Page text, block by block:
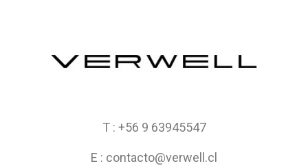
T : +56 9 63945547
E : contacto@verwell.cl